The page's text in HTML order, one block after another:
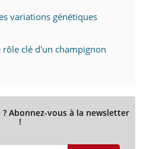
variations génétiques
rôle clé d'un champignon
Abonnez-vous à la newsletter
!